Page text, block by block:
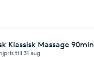
Klassisk Massage 90min
till 31 aug